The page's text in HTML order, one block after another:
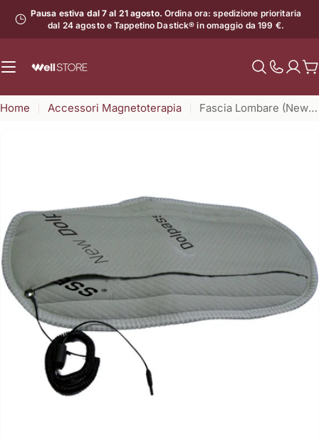
contenuto
Pausa estiva dal 7 al 21 agosto. Ordina ora: spedizione prioritaria
dal 24 agosto e Tappetino Dastick® in omaggio da 199 €.
il
numero
Home Accessori Magnetoterapia Fascia Lombare (New Dolpass)
Apri supporto 0 in modalità modale